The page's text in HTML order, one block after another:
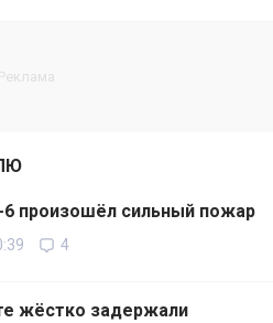
6 произошёл сильный пожар
4
жёстко задержали